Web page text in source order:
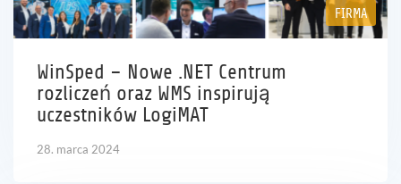
FIRMA
WinSped – Nowe .NET Centrum
rozliczeń oraz WMS inspirują
uczestników LogiMAT
28. marca 2024